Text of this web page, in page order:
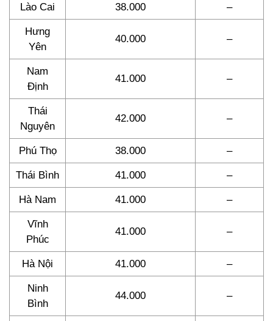
Lào Cai 38.000 –
Hưng
Yên
40.000 –
Nam
Định
41.000 –
Thái
Nguyên
42.000 –
Phú Thọ 38.000 –
Thái Bình 41.000 –
Hà Nam 41.000 –
Vĩnh
Phúc
41.000 –
Hà Nội 41.000 –
Ninh
Bình
44.000 –